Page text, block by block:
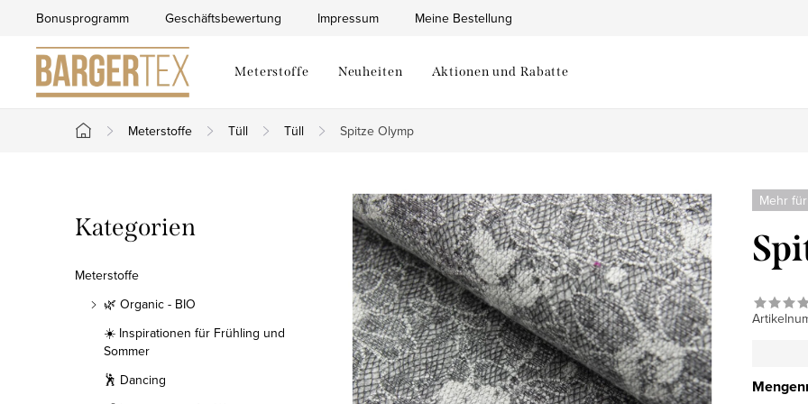
springen
Bonusprogramm Geschäftsbewertung Impressum Meine Bestellung
Meterstoffe Neuheiten Aktionen und Rabatte
Startseite
Meterstoffe Tüll Tüll Spitze Olymp
e
i
Kategorien
überspringen
Kategorien
Meterstoffe
🌿 Organic - BIO
☀️ Inspirationen für Frühling und
Sommer
🕺 Dancing
Mehr